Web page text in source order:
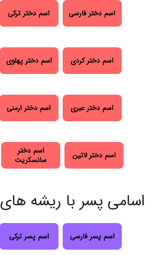
اسم دختر فارسی اسم دختر ترکی
اسم دختر کردی اسم دختر پهلوی
اسم دختر عبری اسم دختر ارمنی
اسم دختر لاتین
اسم دختر
سانسکریت
اسامی پسر با ریشه های
اسم پسر فارسی اسم پسر ترکی